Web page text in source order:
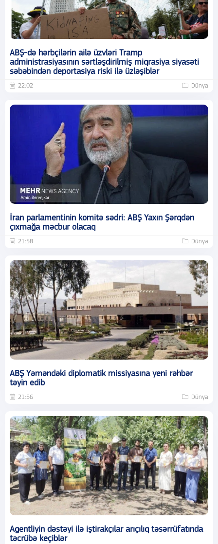
ABŞ-də hərbçilərin ailə üzvləri Tramp
administrasiyasının sərtləşdirilmiş miqrasiya siyasəti
səbəbindən deportasiya riski ilə üzləşiblər
22:02 Dünya
İran parlamentinin komitə sədri: ABŞ Yaxın Şərqdən
çıxmağa məcbur olacaq
21:58 Dünya
ABŞ Yəməndəki diplomatik missiyasına yeni rəhbər
təyin edib
21:56 Dünya
Agentliyin dəstəyi ilə iştirakçılar arıçılıq təsərrüfatında
təcrübə keçiblər